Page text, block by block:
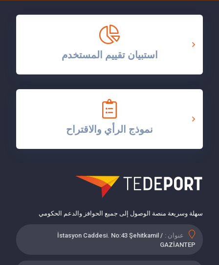
استبيان تقييم المستخدم
نموذج الرأي والاقتراح
سهلة وسريعة منصة الوصول إلى جميع الحوافز والدعم الحكومي
عنوان : İstasyon Caddesi. No:43 Şehitkamil /
GAZİANTEP